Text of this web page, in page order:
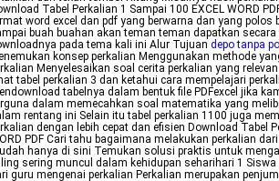
Tabel Perkalian 1 Sampai 100 EXCEL WORD
word excel dan pdf yang berwarna dan yang polos
buah buahan akan teman teman dapatkan
pada tema kali ini Alur Tujuan depo tanpa
konsep perkalian Menggunakan methode
Menyelesaikan soal cerita perkalian yang
tabel perkalian 3 dan ketahui cara mempelajari
tabelnya dalam bentuk file PDFexcel jika
dalam memecahkan soal matematika yang
rentang ini Selain itu tabel perkalian 1100 juga
dengan lebih cepat dan efisien Download Tabel
PDF Cari tahu bagaimana melakukan perkalian
hanya di sini Temukan solusi praktis untuk
sering muncul dalam kehidupan seharihari 1
guru mengenai perkalian Perkalian merupakan